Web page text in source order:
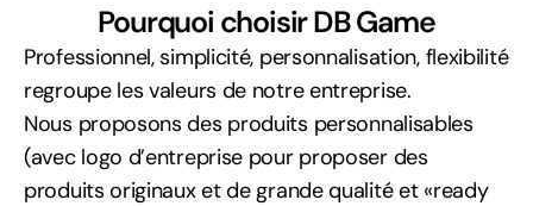
Pourquoi choisir DB Game
Professionnel, simplicité, personnalisation, flexibilité
regroupe les valeurs de notre entreprise.
Nous proposons des produits personnalisables
(avec logo d’entreprise pour proposer des
produits originaux et de grande qualité et «ready